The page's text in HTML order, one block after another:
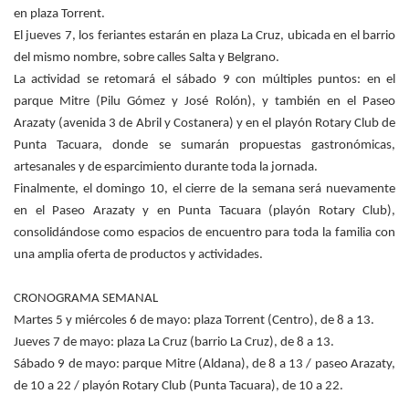
en plaza Torrent.
El jueves 7, los feriantes estarán en plaza La Cruz, ubicada en el barrio
del mismo nombre, sobre calles Salta y Belgrano.
La actividad se retomará el sábado 9 con múltiples puntos: en el
parque Mitre (Pilu Gómez y José Rolón), y también en el Paseo
Arazaty (avenida 3 de Abril y Costanera) y en el playón Rotary Club de
Punta Tacuara, donde se sumarán propuestas gastronómicas,
artesanales y de esparcimiento durante toda la jornada.
Finalmente, el domingo 10, el cierre de la semana será nuevamente
en el Paseo Arazaty y en Punta Tacuara (playón Rotary Club),
consolidándose como espacios de encuentro para toda la familia con
una amplia oferta de productos y actividades.
CRONOGRAMA SEMANAL
Martes 5 y miércoles 6 de mayo: plaza Torrent (Centro), de 8 a 13.
Jueves 7 de mayo: plaza La Cruz (barrio La Cruz), de 8 a 13.
Sábado 9 de mayo: parque Mitre (Aldana), de 8 a 13 / paseo Arazaty,
de 10 a 22 / playón Rotary Club (Punta Tacuara), de 10 a 22.